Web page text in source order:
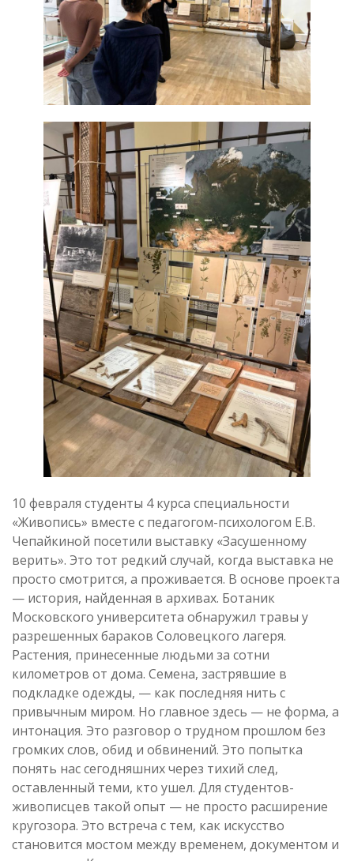
10 февраля студенты 4 курса специальности
«Живопись» вместе с педагогом-психологом Е.В.
Чепайкиной посетили выставку «Засушенному
верить». Это тот редкий случай, когда выставка не
просто смотрится, а проживается. В основе проекта
— история, найденная в архивах. Ботаник
Московского университета обнаружил травы у
разрешенных бараков Соловецкого лагеря.
Растения, принесенные людьми за сотни
километров от дома. Семена, застрявшие в
подкладке одежды, — как последняя нить с
привычным миром. Но главное здесь — не форма, а
интонация. Это разговор о трудном прошлом без
громких слов, обид и обвинений. Это попытка
понять нас сегодняшних через тихий след,
оставленный теми, кто ушел. Для студентов-
живописцев такой опыт — не просто расширение
кругозора. Это встреча с тем, как искусство
становится мостом между временем, документом и